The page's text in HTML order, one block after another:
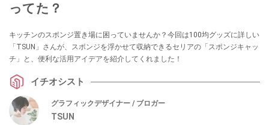
ってた？
キッチンのスポンジ置き場に困っていませんか？今回は100均グッズに詳しい
「TSUN」さんが、スポンジを浮かせて収納できるセリアの「スポンジキャッ
チ」と、便利な活用アイデアを紹介してくれました！
イチオシスト
グラフィックデザイナー / ブロガー
TSUN